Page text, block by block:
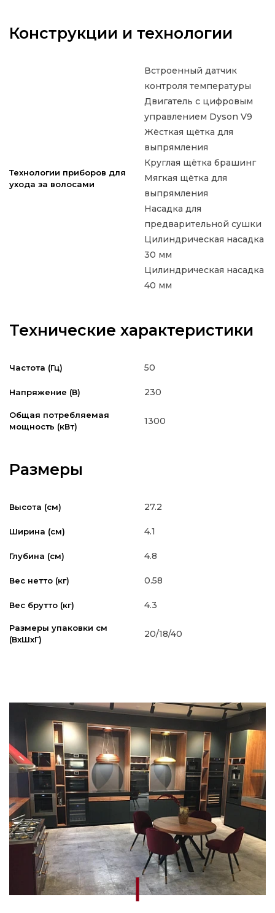
Конструкции и технологии
Технологии приборов для
ухода за волосами
Встроенный датчик
контроля температуры
Двигатель с цифровым
управлением Dyson V9
Жёсткая щётка для
выпрямления
Круглая щётка брашинг
Мягкая щётка для
выпрямления
Насадка для
предварительной сушки
Цилиндрическая насадка
30 мм
Цилиндрическая насадка
40 мм
Технические характеристики
Частота (Гц) 50
Напряжение (В) 230
Общая потребляемая
мощность (кВт)
1300
Размеры
Высота (см) 27.2
Ширина (см) 4.1
Глубина (см) 4.8
Вес нетто (кг) 0.58
Вес брутто (кг) 4.3
Размеры упаковки см
(ВxШxГ)
20/18/40